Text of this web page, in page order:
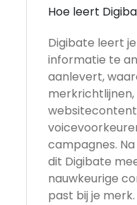
Hoe leert
Digibate leert
informatie te
aanlevert,
campagnes.
dit Digibate
nauwkeurige
past bij je